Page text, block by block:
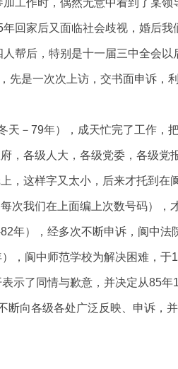
工作时，偶然无意中看到了某
回家后又面临社会歧视，婚后
帮后，特别是十一届三中全会
先是一次次上访，交书面申诉，
天－79年），成天忙完了工作，
，各级人大，各级党委，各级
，这样字又太小，后来才托到在
次我们在上面编上次数号码），
年），经多次不断申诉，阆中法
，阆中师范学校为解决困难，
示了同情与歉意，并决定从85年
断向各级各处广泛反映、申诉，